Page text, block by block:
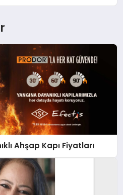
Ahşap Kapı Fiyatları